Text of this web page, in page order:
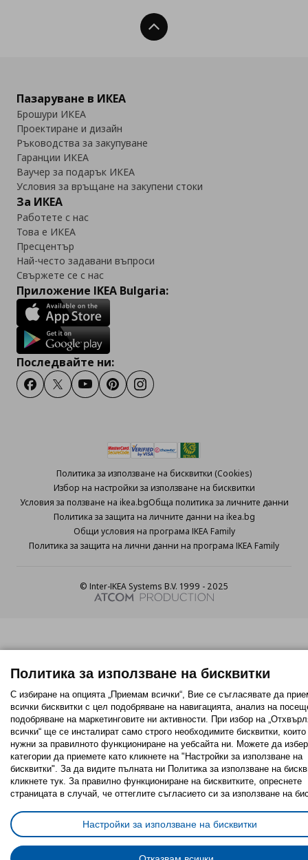
Нагоре
Пазаруване в ИКЕА
Брошури ИКЕА
Проектиране и дизайн
Ръководства за закупуване
Гаранции ИКЕА
Ваучер за подарък ИКЕА
Условия за връщане на закупени стоки
За ИКЕА
Работете с нас
Това е ИКЕА
Пресцентър
Най-често задавани въпроси
Свържете се с нас
Приложение IKEA Bulgaria:
Последвайте ни:
FacebookTwitterYoutubePinterestInstagram
Политика за използване на бисквитки (Cookies)
Избор на настройки за използване на бисквитки
Условия за ползване на ikea.bgОбща политика за личните данни
Политика за защита на личните данни на ikea.bg
Общи условия на програма IKEA Family
Политика за защита на лични данни на програма IKEA Family
© Inter-IKEA Systems B.V. 1999 - 2025
Политика за използване на бисквитки
С избиране на опцията „Приемам всички“, Вие се съгласявате да
всички бисквитки с цел подобряване на навигацията, анализ на
подобряване на маркетинговите ни активности. При избор на
всички“ ще се инсталират само строго необходимитe бисквитки, които
нужни за правилното функциониране на уебсайта ни. Можете да
категории да приемете като кликнете на "Настройки за използване на
бисквитки". За да видите пълната ни Политика за използване на
кликнете тук. За правилно функциониране на бисквитките, опреснете
страницата в случай, че оттеглите съгласието си за използване на
Настройки за използване на бисквитки